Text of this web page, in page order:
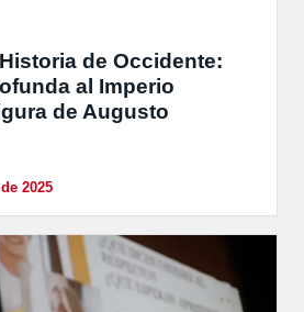
de Occidente:
al Imperio
de Augusto
2025